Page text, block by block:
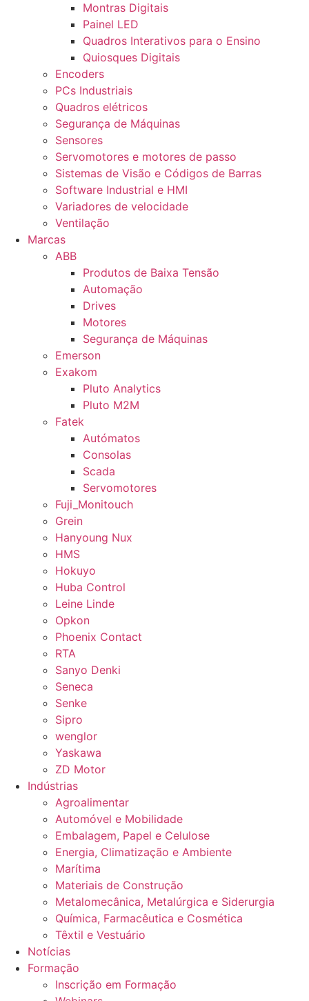
Montras Digitais
Painel LED
Quadros Interativos para o Ensino
Quiosques Digitais
Encoders
PCs Industriais
Quadros elétricos
Segurança de Máquinas
Sensores
Servomotores e motores de passo
Sistemas de Visão e Códigos de Barras
Software Industrial e HMI
Variadores de velocidade
Ventilação
Marcas
ABB
Produtos de Baixa Tensão
Automação
Drives
Motores
Segurança de Máquinas
Emerson
Exakom
Pluto Analytics
Pluto M2M
Fatek
Autómatos
Consolas
Scada
Servomotores
Fuji_Monitouch
Grein
Hanyoung Nux
HMS
Hokuyo
Huba Control
Leine Linde
Opkon
Phoenix Contact
RTA
Sanyo Denki
Seneca
Senke
Sipro
wenglor
Yaskawa
ZD Motor
Indústrias
Agroalimentar
Automóvel e Mobilidade
Embalagem, Papel e Celulose
Energia, Climatização e Ambiente
Marítima
Materiais de Construção
Metalomecânica, Metalúrgica e Siderurgia
Química, Farmacêutica e Cosmética
Têxtil e Vestuário
Notícias
Formação
Inscrição em Formação